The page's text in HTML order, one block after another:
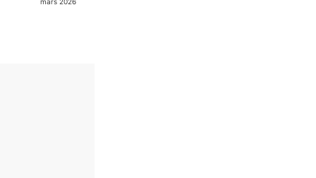
mars 2026